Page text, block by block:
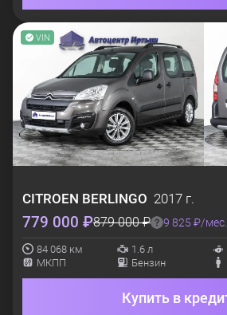
VIN
CITROEN BERLINGO 2017 г.
779 000 ₽879 000 ₽ 9 825 ₽/
84 068 км 1.6 л
МКПП
Бензин
Купить в